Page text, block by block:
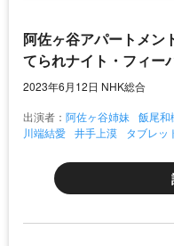
阿佐ヶ谷アパートメ
てられナイト・フィー
2023年6月12日 NHK総合
出演者： 阿佐ヶ谷姉妹 飯尾和
川端結愛 井手上漠 タブレッ